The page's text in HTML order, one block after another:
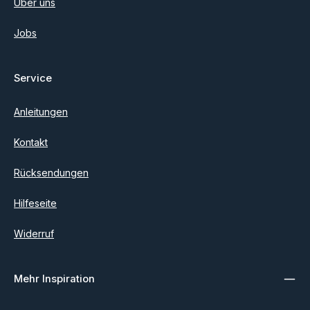
Jobs
Service
Anleitungen
Kontakt
Rücksendungen
Hilfeseite
Widerruf
Mehr Inspiration